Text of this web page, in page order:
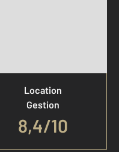
notée
Location
Gestion
8,4/10